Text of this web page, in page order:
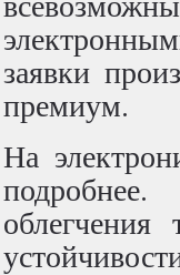
заявки
премиум.
На